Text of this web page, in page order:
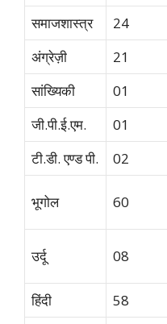
समाजशास्त्र 24
अंग्रेज़ी
21
सांख्यिकी
01
जी.पी.ई.एम.
01
टी.डी. एण्ड पी.
02
भूगोल 60
उर्दू 08
हिंदी 58